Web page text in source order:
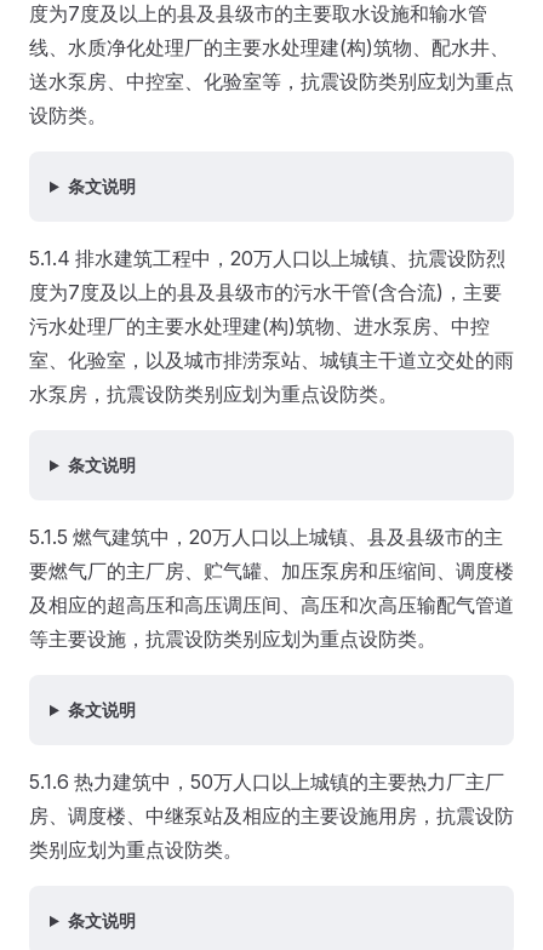
度为7度及以上的县及县级市的主要取水设施和输水管
线、水质净化处理厂的主要水处理建(构)筑物、配水井、
送水泵房、中控室、化验室等，抗震设防类别应划为重点
设防类。
条文说明
5.1.4 排水建筑工程中，20万人口以上城镇、抗震设防烈
度为7度及以上的县及县级市的污水干管(含合流)，主要
污水处理厂的主要水处理建(构)筑物、进水泵房、中控
室、化验室，以及城市排涝泵站、城镇主干道立交处的雨
水泵房，抗震设防类别应划为重点设防类。
条文说明
5.1.5 燃气建筑中，20万人口以上城镇、县及县级市的主
要燃气厂的主厂房、贮气罐、加压泵房和压缩间、调度楼
及相应的超高压和高压调压间、高压和次高压输配气管道
等主要设施，抗震设防类别应划为重点设防类。
条文说明
5.1.6 热力建筑中，50万人口以上城镇的主要热力厂主厂
房、调度楼、中继泵站及相应的主要设施用房，抗震设防
类别应划为重点设防类。
条文说明